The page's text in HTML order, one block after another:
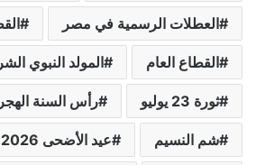
العطلات الرسمية في مصر
القطاع العام المولد النبوي
ثورة 23 يوليو رأس السنة
شم النسيم عيد الأضحى 2026